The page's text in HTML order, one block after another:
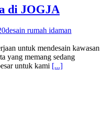
di JOGJA
desain rumah idaman
untuk mendesain kawasan
yang memang sedang
untuk kami [...]